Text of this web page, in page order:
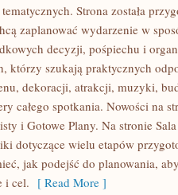
Strona została
zaplanować wydarzenie w
decyzji, pośpiechu i
którzy szukają praktycznych
dekoracji, atrakcji, muzyki,
całego spotkania. Nowości na
i Gotowe Plany. Na stronie
dotyczące wielu etapów
jak podejść do planowania,
i cel. [ Read More ]